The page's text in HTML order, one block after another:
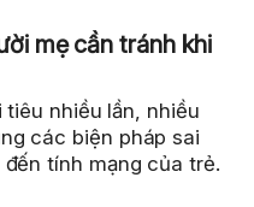
mẹ cần tránh khi
nhiều lần, nhiều
các biện pháp sai
tính mạng của trẻ.